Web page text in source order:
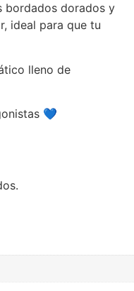
bordados dorados y
ideal para que tu
lleno de
💙